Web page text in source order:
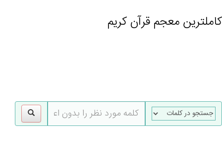
کاملترین معجم قرآن کریم